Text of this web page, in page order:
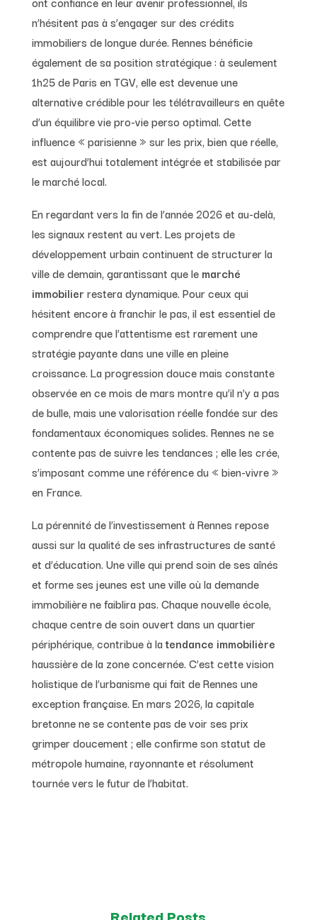
n’hésitent pas à s’engager sur des crédits
immobiliers de longue durée. Rennes bénéficie
également de sa position stratégique : à seulement
1h25 de Paris en TGV, elle est devenue une
alternative crédible pour les télétravailleurs en quête
d’un équilibre vie pro-vie perso optimal. Cette
influence « parisienne » sur les prix, bien que réelle,
est aujourd’hui totalement intégrée et stabilisée par
le marché local.
En regardant vers la fin de l’année 2026 et au-delà,
les signaux restent au vert. Les projets de
développement urbain continuent de structurer la
ville de demain, garantissant que le marché
immobilier restera dynamique. Pour ceux qui
hésitent encore à franchir le pas, il est essentiel de
comprendre que l’attentisme est rarement une
stratégie payante dans une ville en pleine
croissance. La progression douce mais constante
observée en ce mois de mars montre qu’il n’y a pas
de bulle, mais une valorisation réelle fondée sur des
fondamentaux économiques solides. Rennes ne se
contente pas de suivre les tendances ; elle les crée,
s’imposant comme une référence du « bien-vivre »
en France.
La pérennité de l’investissement à Rennes repose
aussi sur la qualité de ses infrastructures de santé
et d’éducation. Une ville qui prend soin de ses aînés
et forme ses jeunes est une ville où la demande
immobilière ne faiblira pas. Chaque nouvelle école,
chaque centre de soin ouvert dans un quartier
périphérique, contribue à la tendance immobilière
haussière de la zone concernée. C’est cette vision
holistique de l’urbanisme qui fait de Rennes une
exception française. En mars 2026, la capitale
bretonne ne se contente pas de voir ses prix
grimper doucement ; elle confirme son statut de
métropole humaine, rayonnante et résolument
tournée vers le futur de l’habitat.
Related Posts